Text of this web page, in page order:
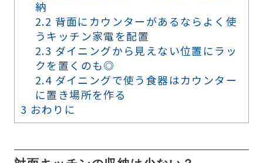
納
2.2 背面にカウンターがあるならよく使
うキッチン家電を配置
2.3 ダイニングから見えない位置にラッ
クを置くのも◎
2.4 ダイニングで使う食器はカウンター
に置き場所を作る
3 おわりに